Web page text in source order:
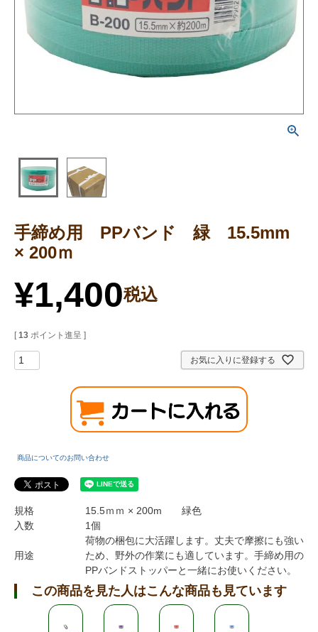
手締め用 PPバンド 緑 15.5mm
× 200ｍ
¥1,400税込
[ 13 ポイント進呈 ]
お気に入りに登録する
商品についてのお問い合わせ
規格
15.5ｍｍ × 200m 緑色
入数
1個
用途
荷物の梱包に大活躍します。丈夫で摩擦にも強い
ため、野外の作業にも適しています。手締め用の
PPバンドストッパーと一緒にお使いください。
この商品を見た人はこんな商品も見ています